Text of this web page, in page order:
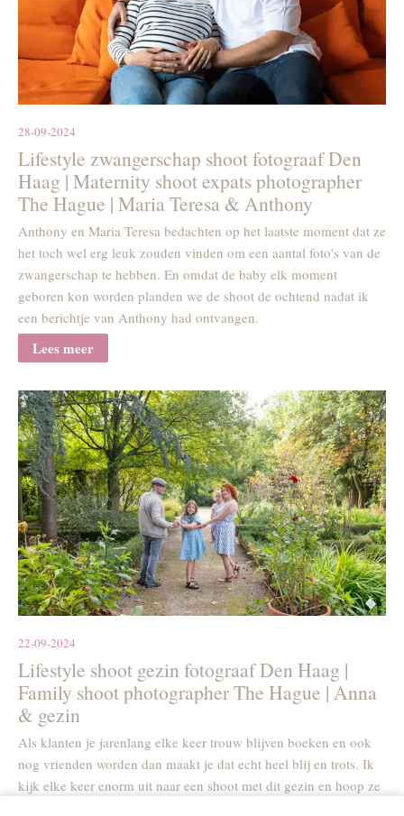
28-09-2024
Lifestyle zwangerschap shoot fotograaf Den
Haag | Maternity shoot expats photographer
The Hague | Maria Teresa & Anthony
Anthony en Maria Teresa bedachten op het laatste moment dat ze
het toch wel erg leuk zouden vinden om een aantal foto’s van de
zwangerschap te hebben. En omdat de baby elk moment
geboren kon worden planden we de shoot de ochtend nadat ik
een berichtje van Anthony had ontvangen.
Lees meer
22-09-2024
Lifestyle shoot gezin fotograaf Den Haag |
Family shoot photographer The Hague | Anna
& gezin
Als klanten je jarenlang elke keer trouw blijven boeken en ook
nog vrienden worden dan maakt je dat echt heel blij en trots. Ik
kijk elke keer enorm uit naar een shoot met dit gezin en hoop ze